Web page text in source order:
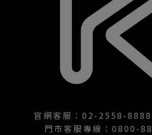
官網客服：02-2558-
門市客服專線：0800-